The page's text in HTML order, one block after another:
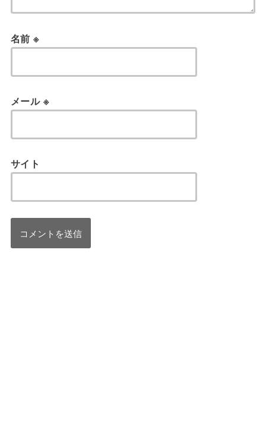
名前※
メール ※
サイト